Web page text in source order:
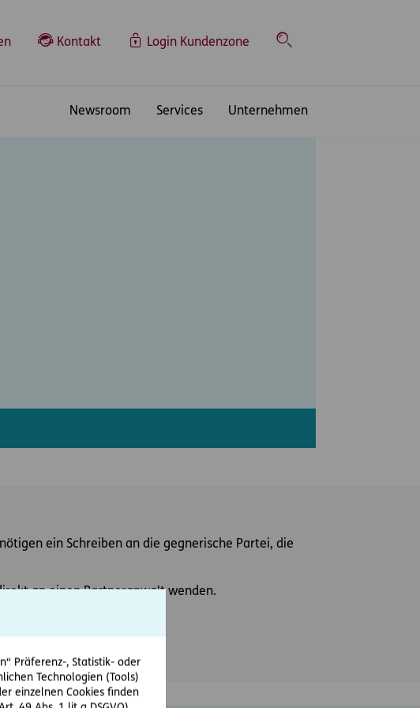
Präferenz-, Statistik- oder
Technologien (Tools)
einzelnen Cookies finden
Kontakt Login Kundenzone
Suche
Newsroom Services Unternehmen
ein Schreiben an die gegnerische Partei, die
an einen Partneranwalt wenden.